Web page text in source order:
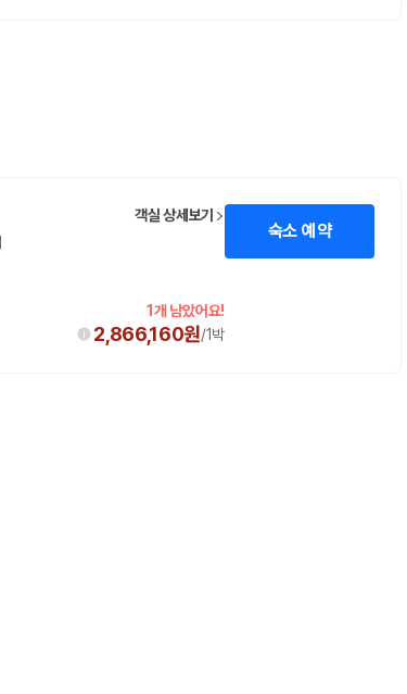
객실 상세보기
1개 남았어요!
2,866,160원/1박
숙소 예약